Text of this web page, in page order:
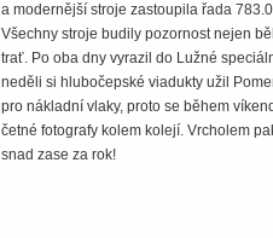
a modernější stroje zastoupila řada
Všechny stroje budily pozornost nejen
trať. Po oba dny vyrazil do Lužné
neděli si hlubočepské viadukty užil
pro nákladní vlaky, proto se během
četné fotografy kolem kolejí. Vrcholem
snad zase za rok!